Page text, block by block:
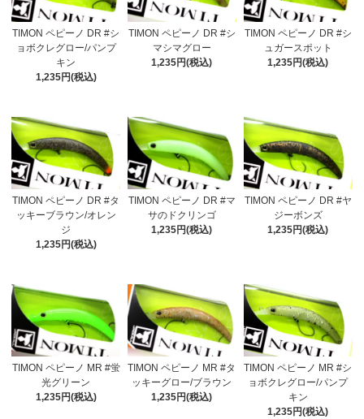
TIMON ペピーノ DR #シ
ョボクレグロー/パンプ
キン
1,235円(税込)
TIMON ペピーノ DR #シ
マシマグロー
1,235円(税込)
TIMON ペピーノ DR #シ
ュガースポット
1,235円(税込)
TIMON ペピーノ DR #タ
ッキーブラウン/オレン
ジ
1,235円(税込)
TIMON ペピーノ DR #マ
サのドクリンゴ
1,235円(税込)
TIMON ペピーノ DR #ヤ
ジーボンズ
1,235円(税込)
TIMON ペピーノ MR #蛍
光グリーン
1,235円(税込)
TIMON ペピーノ MR #タ
ッキーグロー/ブラウン
1,235円(税込)
TIMON ペピーノ MR #シ
ョボクレグロー/パンプ
キン
1,235円(税込)